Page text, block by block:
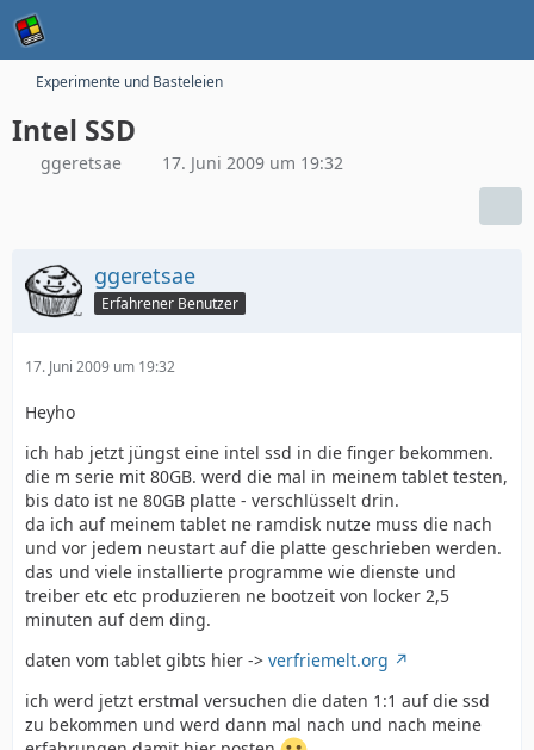
Experimente und Basteleien
Intel SSD
ggeretsae 17. Juni 2009 um 19:32
ggeretsae
Erfahrener Benutzer
17. Juni 2009 um 19:32
Heyho
ich hab jetzt jüngst eine intel ssd in die finger bekommen.
die m serie mit 80GB. werd die mal in meinem tablet testen,
bis dato ist ne 80GB platte - verschlüsselt drin.
da ich auf meinem tablet ne ramdisk nutze muss die nach
und vor jedem neustart auf die platte geschrieben werden.
das und viele installierte programme wie dienste und
treiber etc etc produzieren ne bootzeit von locker 2,5
minuten auf dem ding.
daten vom tablet gibts hier -> verfriemelt.org
ich werd jetzt erstmal versuchen die daten 1:1 auf die ssd
zu bekommen und werd dann mal nach und nach meine